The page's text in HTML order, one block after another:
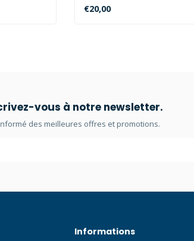
€20,00
vous à notre newsletter.
des meilleures offres et promotions.
Informations